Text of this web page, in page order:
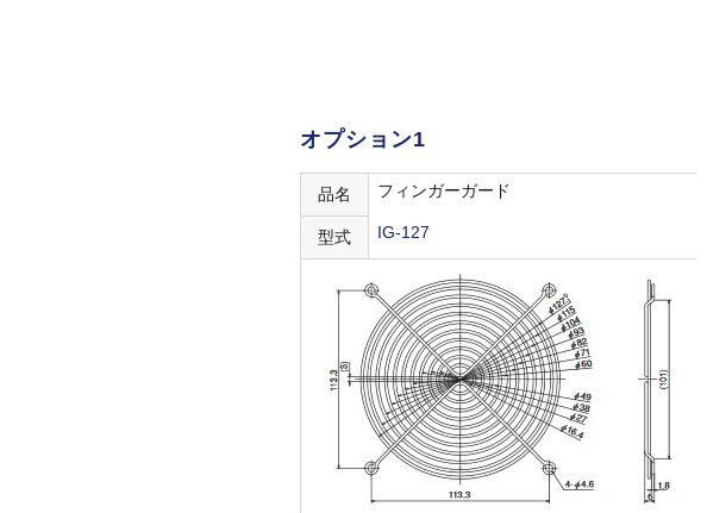
オプション1
品名 フィンガーガード
型式 IG-127